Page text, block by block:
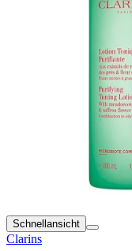
Schnellansicht
Clarins